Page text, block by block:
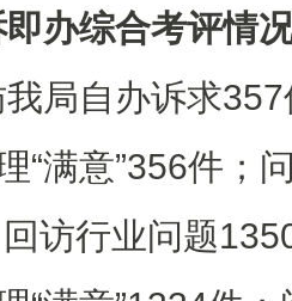
办综合考评情
局自办诉求
“满意”356件；
访行业问题